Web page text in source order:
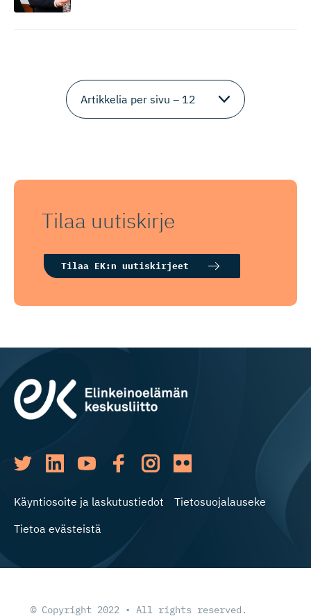
Tilaa uutiskirje
Tilaa EK:n uutiskirjeet
Käyntiosoite ja laskutustiedot
Tietosuojalauseke
Tietoa evästeistä
© Copyright 2022 • All rights reserved.